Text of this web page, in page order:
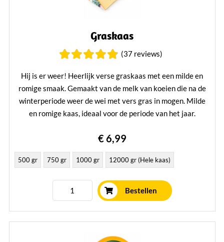
Graskaas
(37 reviews)
Hij is er weer! Heerlijk verse graskaas met een milde en
romige smaak. Gemaakt van de melk van koeien die na de
winterperiode weer de wei met vers gras in mogen. Milde
en romige kaas, ideaal voor de periode van het jaar.
€ 6,99
500 gr 750 gr 1000 gr 12000 gr (Hele kaas)
Bestellen